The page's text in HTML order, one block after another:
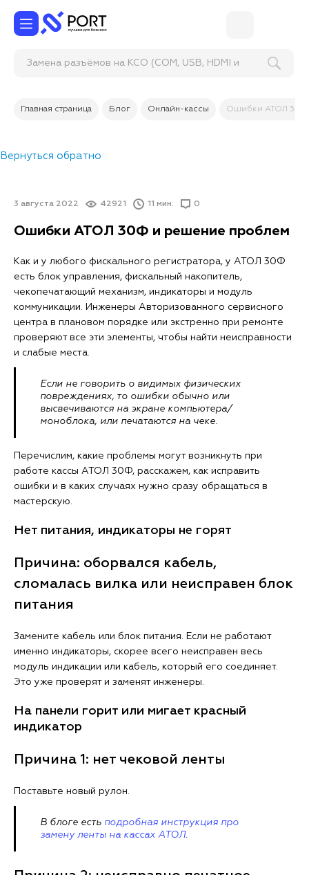
Замена разъёмов на КСО (COM, US
Главная страница Блог Онлайн-кассы Ошибки АТОЛ 30Ф
Вернуться обратно
3 августа 2022 42921 11 мин. 0
Ошибки АТОЛ 30Ф и решение проблем
Как и у любого фискального регистратора, у АТОЛ 30Ф
есть блок управления, фискальный накопитель,
чекопечатающий механизм, индикаторы и модуль
коммуникации. Инженеры Авторизованного сервисного
центра в плановом порядке или экстренно при ремонте
проверяют все эти элементы, чтобы найти неисправности
и слабые места.
Если не говорить о видимых физических
повреждениях, то ошибки обычно или
высвечиваются на экране компьютера/
моноблока, или печатаются на чеке.
Перечислим, какие проблемы могут возникнуть при
работе кассы АТОЛ 30Ф, расскажем, как исправить
ошибки и в каких случаях нужно сразу обращаться в
мастерскую.
Нет питания, индикаторы не горят
Причина: оборвался кабель,
сломалась вилка или неисправен блок
питания
Замените кабель или блок питания. Если не работают
именно индикаторы, скорее всего неисправен весь
модуль индикации или кабель, который его соединяет.
Это уже проверят и заменят инженеры.
На панели горит или мигает красный
индикатор
Причина 1: нет чековой ленты
Поставьте новый рулон.
В блоге есть подробная инструкция про
замену ленты на кассах АТОЛ.